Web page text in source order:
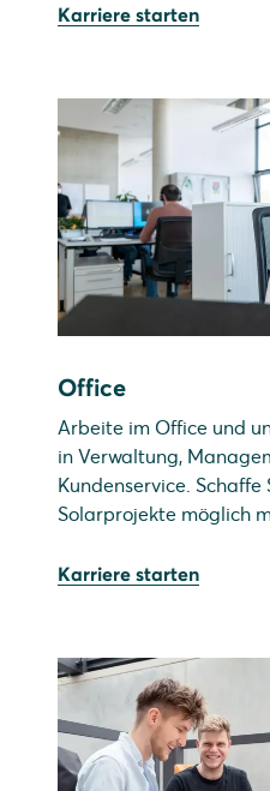
Karriere starten
Office
Arbeite im Office und
in Verwaltung,
Kundenservice.
Solarprojekte möglich
Karriere starten